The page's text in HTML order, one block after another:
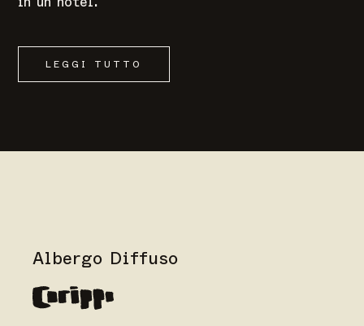
LEGGI TUTTO
Albergo Diffuso